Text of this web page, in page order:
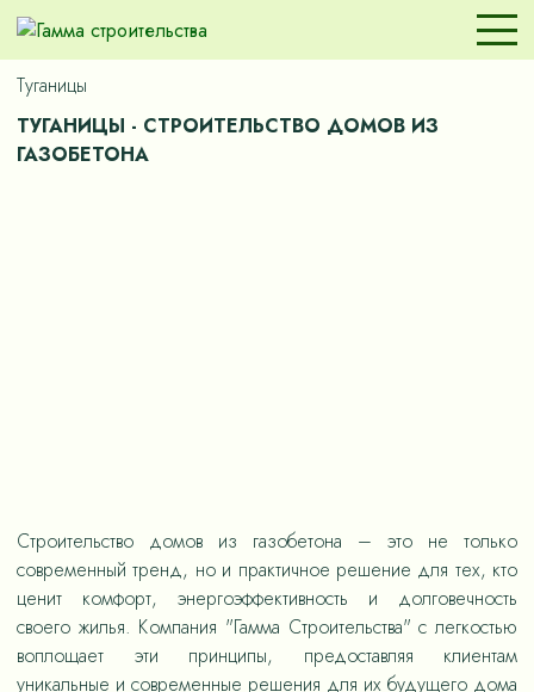
Туганицы
ТУГАНИЦЫ - СТРОИТЕЛЬСТВО ДОМОВ ИЗ
ГАЗОБЕТОНА
Строительство домов из газобетона – это не только
современный тренд, но и практичное решение для тех, кто
ценит комфорт, энергоэффективность и долговечность
своего жилья. Компания "Гамма Строительства" с легкостью
воплощает эти принципы, предоставляя клиентам
уникальные и современные решения для их будущего дома